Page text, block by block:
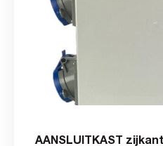
AANSLUITKAST